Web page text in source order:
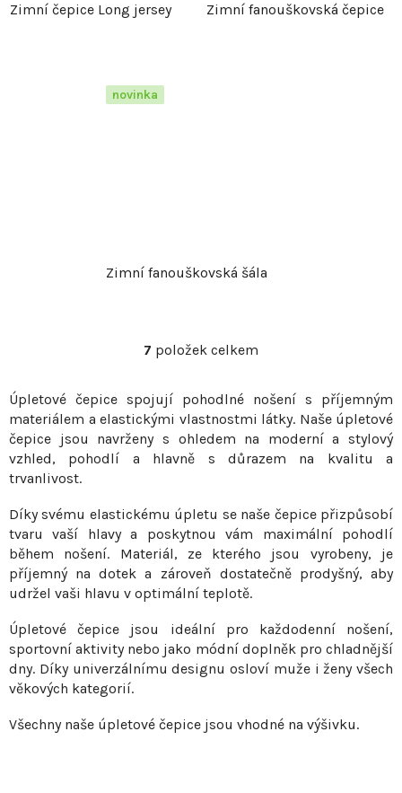
Zimní čepice Long jersey Zimní fanouškovská čepice
novinka
Zimní fanouškovská šála
O
l
á
d
a
í
p
r
v
k
v
ý
p
s
7 položek celkem
Úpletové čepice spojují pohodlné nošení s příjemným
materiálem a elastickými vlastnostmi látky. Naše úpletové
čepice jsou navrženy s ohledem na moderní a stylový
vzhled, pohodlí a hlavně s důrazem na kvalitu a
trvanlivost.
Díky svému elastickému úpletu se naše čepice přizpůsobí
tvaru vaší hlavy a poskytnou vám maximální pohodlí
během nošení. Materiál, ze kterého jsou vyrobeny, je
příjemný na dotek a zároveň dostatečně prodyšný, aby
udržel vaši hlavu v optimální teplotě.
Úpletové čepice jsou ideální pro každodenní nošení,
sportovní aktivity nebo jako módní doplněk pro chladnější
dny. Díky univerzálnímu designu osloví muže i ženy všech
věkových kategorií.
Všechny naše úpletové čepice jsou vhodné na výšivku.